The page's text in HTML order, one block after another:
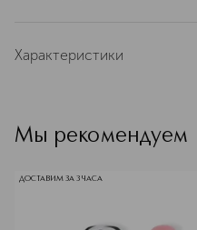
Характеристики
Мы рекомендуем
ДОСТАВИМ ЗА 3 ЧАСА